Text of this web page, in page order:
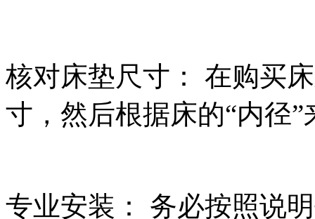
核对床垫尺寸： 在购买
寸，然后根据床的“内径
专业安装： 务必按照说